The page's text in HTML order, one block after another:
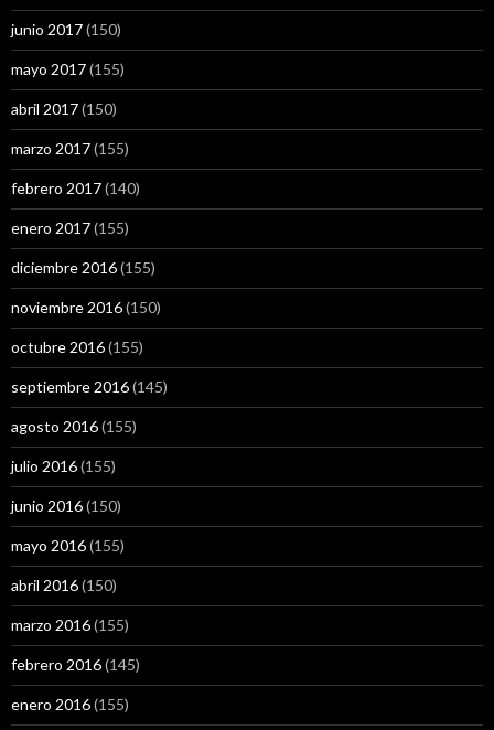
junio 2017(150)
mayo 2017(155)
abril 2017(150)
marzo 2017(155)
febrero 2017(140)
enero 2017(155)
diciembre 2016(155)
noviembre 2016(150)
octubre 2016(155)
septiembre 2016(145)
agosto 2016(155)
julio 2016(155)
junio 2016(150)
mayo 2016(155)
abril 2016(150)
marzo 2016(155)
febrero 2016(145)
enero 2016(155)